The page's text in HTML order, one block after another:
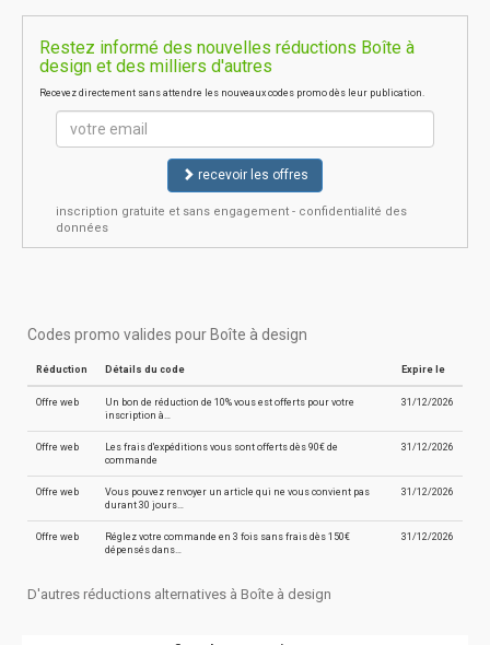
Restez informé des nouvelles réductions Boîte à
design et des milliers d'autres
Recevez directement sans attendre les nouveaux codes promo dès leur publication.
recevoir les offres
inscription gratuite et sans engagement - confidentialité des
données
Codes promo valides pour Boîte à design
Réduction Détails du code Expire le
Offre web
Un bon de réduction de 10% vous est offerts pour votre
inscription à…
31/12/2026
Offre web
Les frais d'expéditions vous sont offerts dès 90€ de
commande
31/12/2026
Offre web
Vous pouvez renvoyer un article qui ne vous convient pas
durant 30 jours…
31/12/2026
Offre web
Réglez votre commande en 3 fois sans frais dès 150€
dépensés dans…
31/12/2026
D'autres réductions alternatives à Boîte à design